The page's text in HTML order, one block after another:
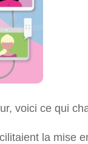
voici ce qui
la mise